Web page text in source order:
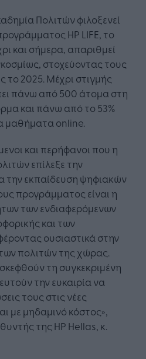
Πολιτών φιλοξενεί
HP LIFE, το
και σήμερα, απαριθμεί
στοχεύοντας τους
το 2025. Μέχρι στιγμής
πάνω από 500 άτομα στη
και πάνω από το 53%
μαθήματα online.
και περήφανοι που η
επίλεξε την
την εκπαίδευση ψηφιακών
προγράμματος είναι η
των ενδιαφερόμενων
και των
ουσιαστικά στην
πολιτών της χώρας.
τη συγκεκριμένη
την ευκαιρία να
τους στις νέες
με μηδαμινό κόστος»,
της HP Hellas, κ.